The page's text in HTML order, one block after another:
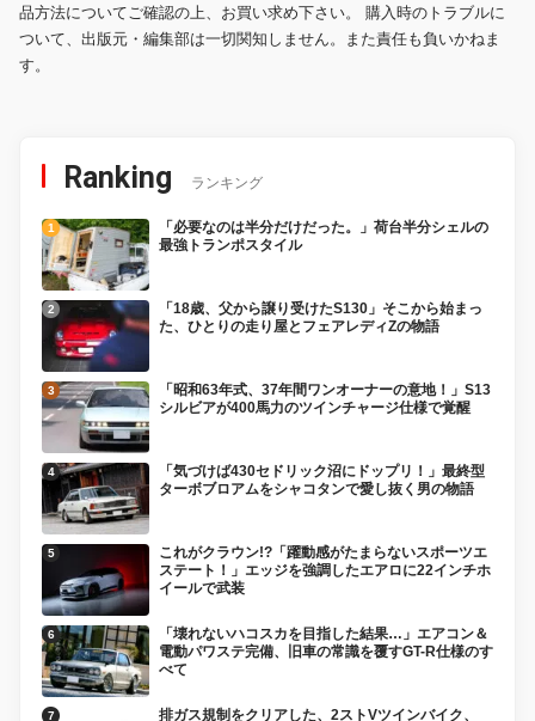
品方法についてご確認の上、お買い求め下さい。 購入時のトラブルに
ついて、出版元・編集部は一切関知しません。また責任も負いかねま
す。
Ranking ランキング
「必要なのは半分だけだった。」荷台半分シェルの
最強トランポスタイル
「18歳、父から譲り受けたS130」そこから始まっ
た、ひとりの走り屋とフェアレディZの物語
「昭和63年式、37年間ワンオーナーの意地！」S13
シルビアが400馬力のツインチャージ仕様で覚醒
「気づけば430セドリック沼にドップリ！」最終型
ターボブロアムをシャコタンで愛し抜く男の物語
これがクラウン!?「躍動感がたまらないスポーツエ
ステート！」エッジを強調したエアロに22インチホ
イールで武装
「壊れないハコスカを目指した結果…」エアコン＆
電動パワステ完備、旧車の常識を覆すGT-R仕様のす
べて
排ガス規制をクリアした、2ストVツインバイク、